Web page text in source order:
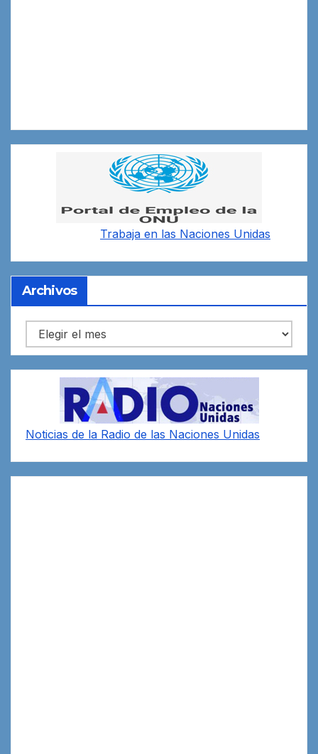
Trabaja en las Naciones Unidas
Archivos
Archivos
Noticias de la Radio de las Naciones Unidas